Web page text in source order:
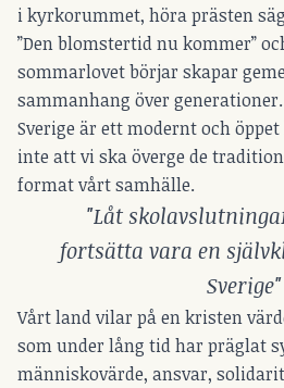
i kyrkorummet, höra prästen
”Den blomstertid nu kommer”
sommarlovet börjar skapar
sammanhang över generationer.
Sverige är ett modernt och
inte att vi ska överge de
format vårt samhälle.
"Låt
fortsätta vara en
Sverige"
Vårt land vilar på en kristen
som under lång tid har präglat
människovärde, ansvar,